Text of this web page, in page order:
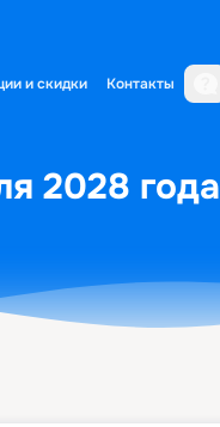
и скидки Контакты
2028 года